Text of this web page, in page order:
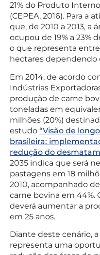
21% do Produto
(CEPEA, 2016). Para a
que, de 2010 a 2013, a
ocupou de 19% a 23%
o que representa entre
hectares dependendo
Em 2014, de acordo
Indústrias
produção de carne
toneladas em
milhões (20%)
estudo “Visão de
brasileira:
redução do
2035 indica que será
pastagens em 18
2010, acompanhado
carne bovina em 44%.
deverá aumentar a
em 25 anos.
Diante deste cenário,
representa uma